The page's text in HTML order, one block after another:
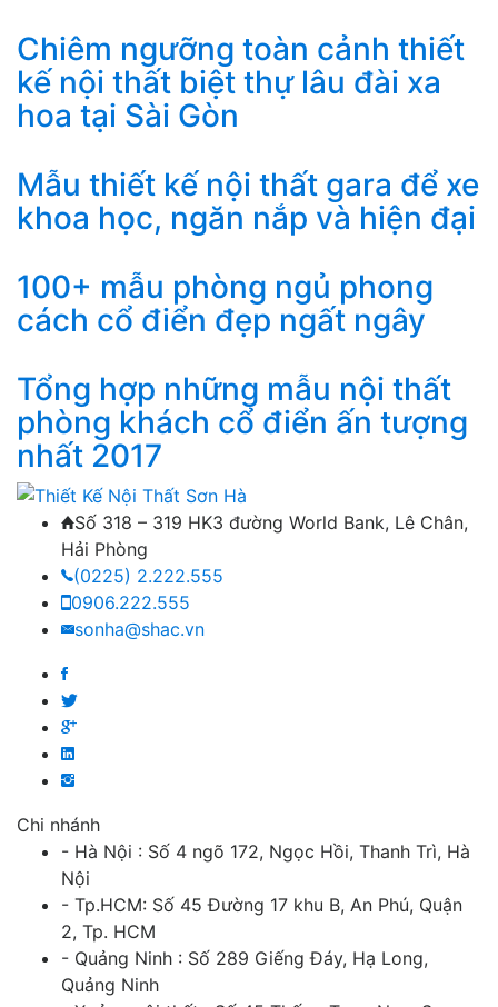
Chiêm ngưỡng toàn cảnh thiết
kế nội thất biệt thự lâu đài xa
hoa tại Sài Gòn
Mẫu thiết kế nội thất gara để xe
khoa học, ngăn nắp và hiện đại
100+ mẫu phòng ngủ phong
cách cổ điển đẹp ngất ngây
Tổng hợp những mẫu nội thất
phòng khách cổ điển ấn tượng
nhất 2017
Số 318 – 319 HK3 đường World Bank, Lê Chân,
Hải Phòng
(0225) 2.222.555
0906.222.555
sonha@shac.vn
Chi nhánh
- Hà Nội : Số 4 ngõ 172, Ngọc Hồi, Thanh Trì, Hà
Nội
- Tp.HCM: Số 45 Đường 17 khu B, An Phú, Quận
2, Tp. HCM
- Quảng Ninh : Số 289 Giếng Đáy, Hạ Long,
Quảng Ninh